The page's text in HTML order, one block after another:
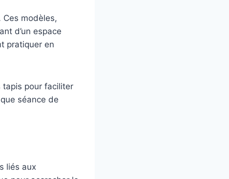
Ces modèles,
d’un espace
pratiquer en
tapis pour faciliter
séance de
liés aux